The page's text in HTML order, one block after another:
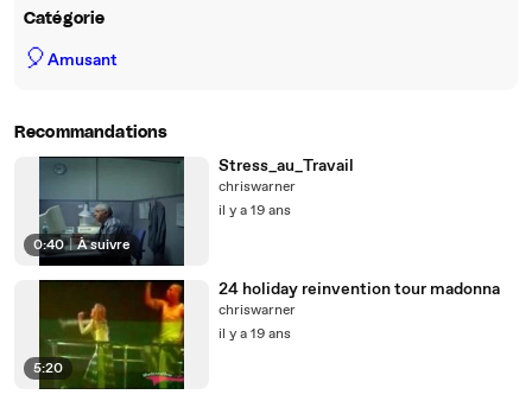
Catégorie
🎈Amusant
Recommandations
0:40 | À suivre
Stress_au_Travail
chriswarner
il y a 19 ans
5:20
24 holiday reinvention tour madonna
chriswarner
il y a 19 ans